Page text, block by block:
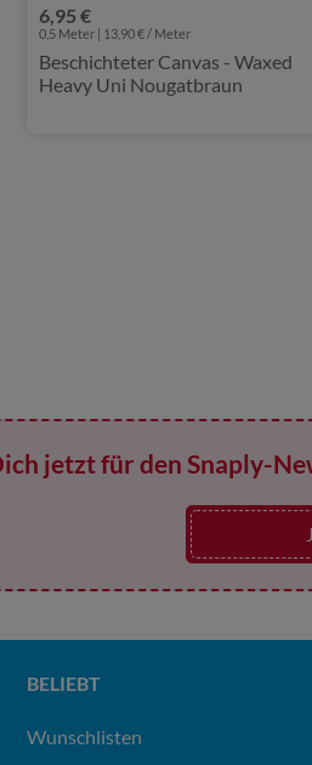
6,95 €
0,5 Meter | 13,90 € / Meter
Beschichteter Canvas - Waxed
Heavy Uni Nougatbraun
jetzt für den Snaply-
BELIEBT
Wunschlisten